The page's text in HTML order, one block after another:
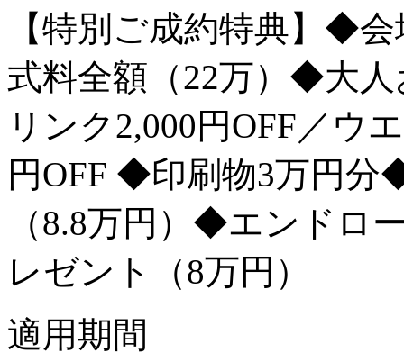
【特別ご成約特典】◆
式料全額（22万）◆大人
リンク2,000円OFF／ウ
円OFF ◆印刷物3万円
（8.8万円）◆エンドロ
レゼント（8万円）
適用期間